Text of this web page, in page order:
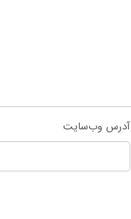
آدرس وب‌سایت